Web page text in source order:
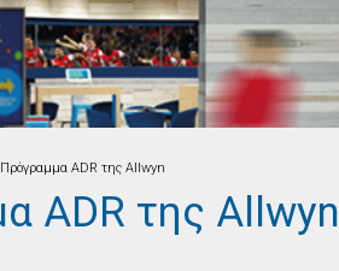
Πρόγραμμα ADR της Allwyn
ADR της Allwyn